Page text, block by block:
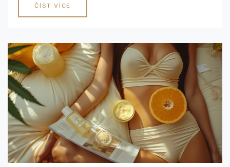
zářivou úsměv.
ČÍST VÍCE